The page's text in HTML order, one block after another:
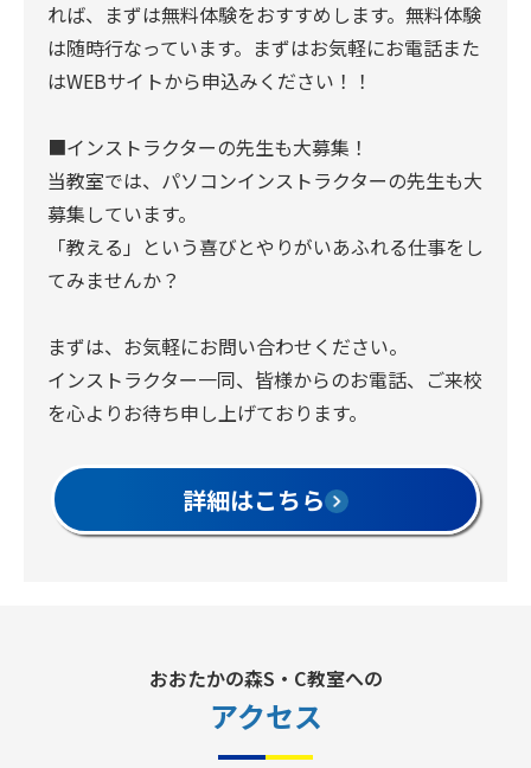
れば、まずは無料体験をおすすめします。無料体験
は随時行なっています。まずはお気軽にお電話また
はWEBサイトから申込みください！！
■インストラクターの先生も大募集！
当教室では、パソコンインストラクターの先生も大
募集しています。
「教える」という喜びとやりがいあふれる仕事をし
てみませんか？
まずは、お気軽にお問い合わせください。
インストラクター一同、皆様からのお電話、ご来校
を心よりお待ち申し上げております。
詳細はこちら
おおたかの森S・C教室への
アクセス